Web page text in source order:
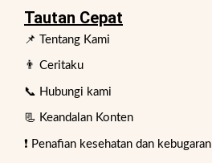
Tautan Cepat
📌 Tentang Kami
👨 Ceritaku
📞 Hubungi kami
📃 Keandalan Konten
❗ Penafian kesehatan dan kebugaran